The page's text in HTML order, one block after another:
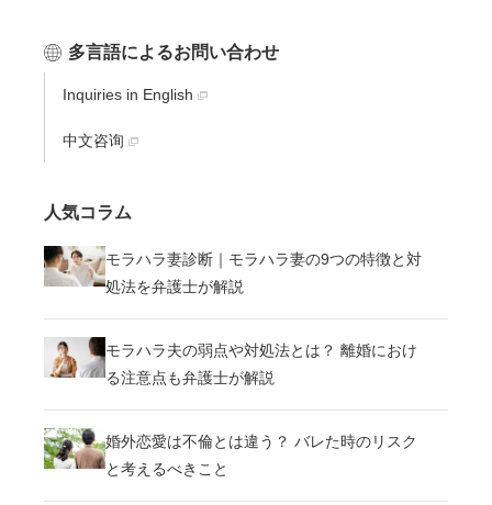
多言語によるお問い合わせ
Inquiries in English
中文咨询
人気コラム
モラハラ妻診断｜モラハラ妻の9つの特徴と対
処法を弁護士が解説
モラハラ夫の弱点や対処法とは？ 離婚におけ
る注意点も弁護士が解説
婚外恋愛は不倫とは違う？ バレた時のリスク
と考えるべきこと